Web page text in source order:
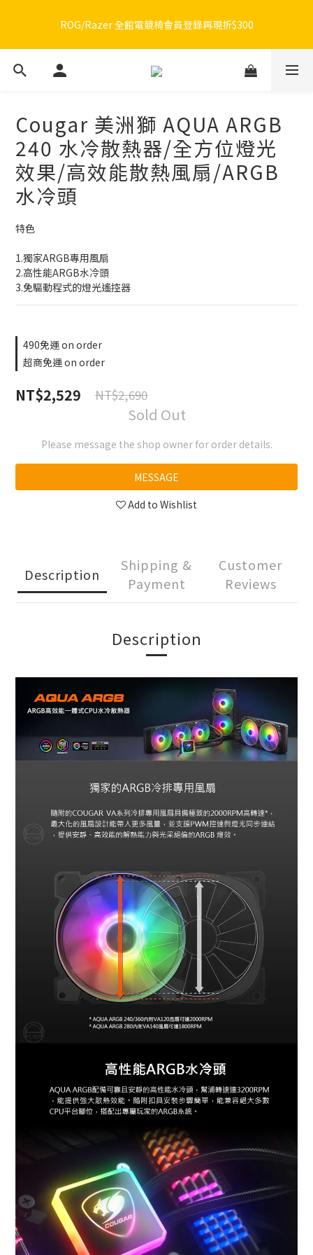
300
ROG/Razer 全館電競椅會員登錄再現折$300
🔥品牌限定滿額折🔥ROG周邊滿1500折100 / 2500折200 / 3000折
Cougar 美洲獅 AQUA ARGB
240 水冷散熱器/全方位燈光
效果/高效能散熱風扇/ARGB
水冷頭
特色
1.獨家ARGB專用風扇
2.高性能ARGB水冷頭
3.免驅動程式的燈光遙控器
490免運 on order
超商免運 on order
NT$2,529 NT$2,690
Sold Out
Please message the shop owner for order details.
MESSAGE
Add to Wishlist
Description
Shipping &
Payment
Customer
Reviews
Description